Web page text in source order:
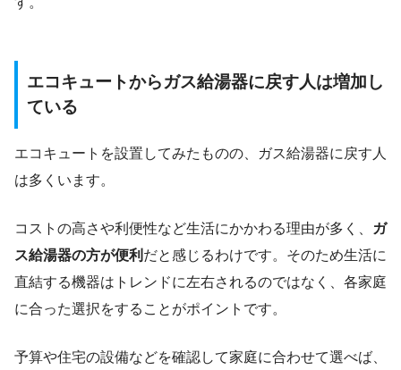
エコキュートからガス給湯器に戻す人は増加し
ている
エコキュートを設置してみたものの、ガス給湯器に戻す人
は多くいます。
コストの高さや利便性など生活にかかわる理由が多く、 ガ
ス給湯器の方が便利 だと感じるわけです。そのため生活に
直結する機器はトレンドに左右されるのではなく、各家庭
に合った選択をすることがポイントです。
予算や住宅の設備などを確認して家庭に合わせて選べば、